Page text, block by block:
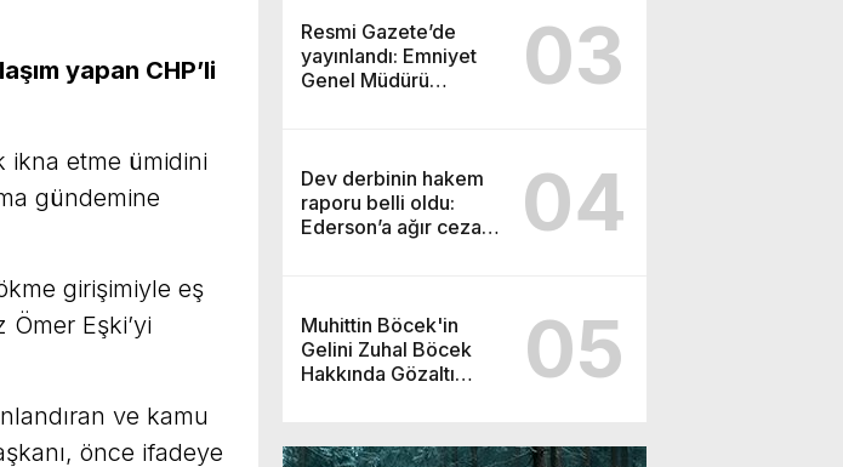
Resmi Gazete’de
yayınlandı: Emniyet
Genel Müdürü
03
Dev derbinin hakem
raporu belli oldu:
Ederson’a ağır ceza
04
Muhittin Böcek'in
Gelini Zuhal Böcek
Hakkında Gözaltı
05
yapan CHP’li
ikna etme ümidini
gündemine
girişimiyle eş
Ömer Eşki’yi
ve kamu
önce ifadeye